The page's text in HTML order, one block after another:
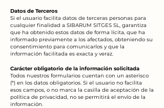
Datos de Terceros
Si el usuario facilita datos de terceras personas para
cualquier finalidad a SIBARUM SITGES SL, garantiza
que ha obtenido estos datos de forma lícita, que ha
informado previamente a los afectados, obteniendo su
consentimiento para comunicarlos y que la
información facilitada es exacta y veraz.
Carácter obligatorio de la información solicitada
Todos nuestros formularios cuentan con un asterisco
(*) en los datos obligatorios. Si el usuario no facilita
esos campos, o no marca la casilla de aceptación de la
política de privacidad, no se permitirá el envío de la
información.